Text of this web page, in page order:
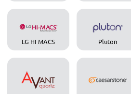
LG HI MACS Pluton